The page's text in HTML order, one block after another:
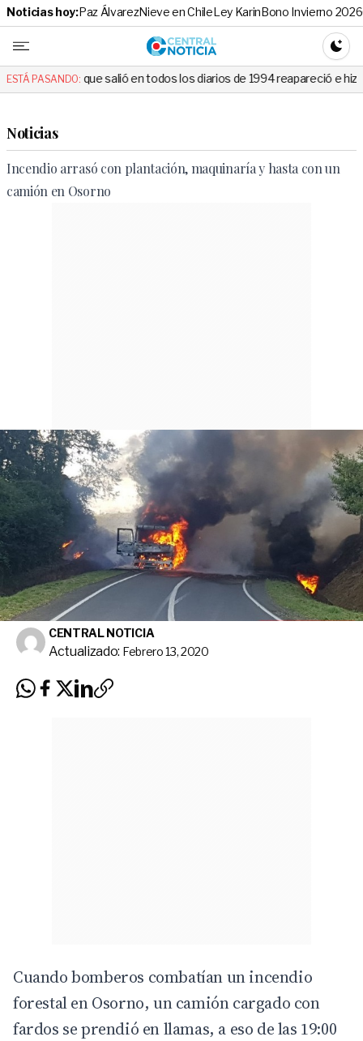
Noticias hoy:Paz ÁlvarezNieve en ChileLey KarinBono Invierno 2026
Central
ESTÁ PASANDO:
que salió en todos los diarios de 1994 reapareció e hizo llorar a todos
Noticias
Incendio arrasó con plantación, maquinaría y hasta con un
camión en Osorno
CENTRAL NOTICIA
Actualizado: Febrero 13, 2020
Cuando bomberos combatían un incendio
forestal en Osorno, un camión cargado con
fardos se prendió en llamas, a eso de las 19:00